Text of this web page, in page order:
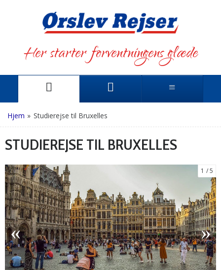
Her starter forventningens glæde
Hjem » Studierejse til Bruxelles
STUDIEREJSE TIL BRUXELLES
1 5